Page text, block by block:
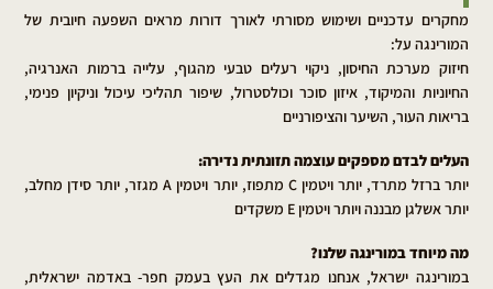
מחקרים עדכניים ושימוש מסורתי לאורך דורות מראים השפעה חיובית של
המורינגה על:
חיזוק מערכת החיסון, ניקוי רעלים טבעי מהגוף, עלייה ברמות האנרגיה,
החיוניות והמיקוד, איזון סוכר וכולסטרול, שיפור תהליכי עיכול וניקיון פנימי,
בריאות העור, השיער והציפורניים
העלים לבדם מספקים עוצמה תזונתית נדירה:
יותר ברזל מתרד, יותר ויטמין C מתפוז, יותר ויטמין A מגזר, יותר סידן מחלב,
יותר אשלגן מבננה ויותר ויטמין E משקדים
מה מיוחד במורינגה שלנו?
במורינגה ישראל, אנחנו מגדלים את העץ בעמק חפר- באדמה ישראלית,